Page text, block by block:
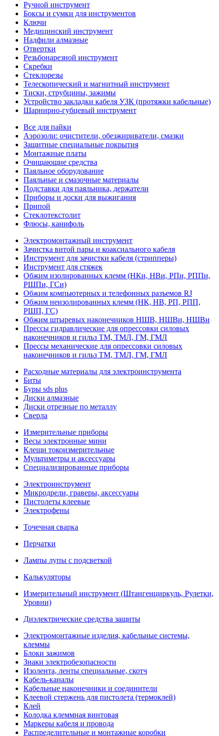
Ручной инструмент
Боксы и сумки для инструментов
Ключи
Медицинский инструмент
Надфили алмазные
Отвертки
Резьбонарезной инструмент
Скребки
Стеклорезы
Телескопический и магнитный инструмент
Тиски, струбцины, зажимы
Устройство закладки кабеля УЗК (протяжки кабельные)
Шарнирно-губцевый инструмент
Все для пайки
Аэрозоли: очистители, обезжириватели, смазки
Защитные специальные покрытия
Монтажные платы
Очищающие средства
Паяльное оборудование
Паяльные и смазочные материалы
Подставки для паяльника, держатели
Приборы и доски для выжигания
Припой
Стеклотекстолит
Флюсы, канифоль
Электромонтажный инструмент
Зачистка витой пары и коаксиального кабеля
Инструмент для зачистки кабеля (стрипперы)
Инструмент для стяжек
Обжим изолированных клемм (НКи, НВи, РПи, РППи,
РШПи, ГСи)
Обжим компьютерных и телефонных разъемов RJ
Обжим неизолированных клемм (НК, НВ, РП, РПП,
РШП, ГС)
Обжим штыревых наконечников НШВ, НШВи, НШВи
Прессы гидравлические для опрессовки силовых
наконечников и гильз ТМ, ТМЛ, ГМ, ГМЛ
Прессы механические для опрессовки силовых
наконечников и гильз ТМ, ТМЛ, ГМ, ГМЛ
Расходные материалы для электроинструмента
Биты
Буры sds plus
Диски алмазные
Диски отрезные по металлу
Сверла
Измерительные приборы
Весы электронные мини
Клещи токоизмерительные
Мультиметры и аксессуары
Специализированные приборы
Электроинструмент
Микродрели, граверы, аксессуары
Пистолеты клеевые
Электрофены
Точечная сварка
Перчатки
Лампы лупы с подсветкой
Калькуляторы
Измерительный инструмент (Штангенциркуль, Рулетки,
Уровни)
Диэлектрические средства защиты
Электромонтажные изделия, кабельные системы,
клеммы
Блоки зажимов
Знаки электробезопасности
Изолента, ленты специальные, скотч
Кабель-каналы
Кабельные наконечники и соединители
Клеевой стержень для пистолета (термоклей)
Клей
Колодка клеммная винтовая
Маркеры кабеля и провода
Распределительные и монтажные коробки